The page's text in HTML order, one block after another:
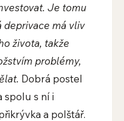
Je tomu
deprivace má vliv
života, takže
problémy,
Dobrá postel
spolu s ní i
a polštář.